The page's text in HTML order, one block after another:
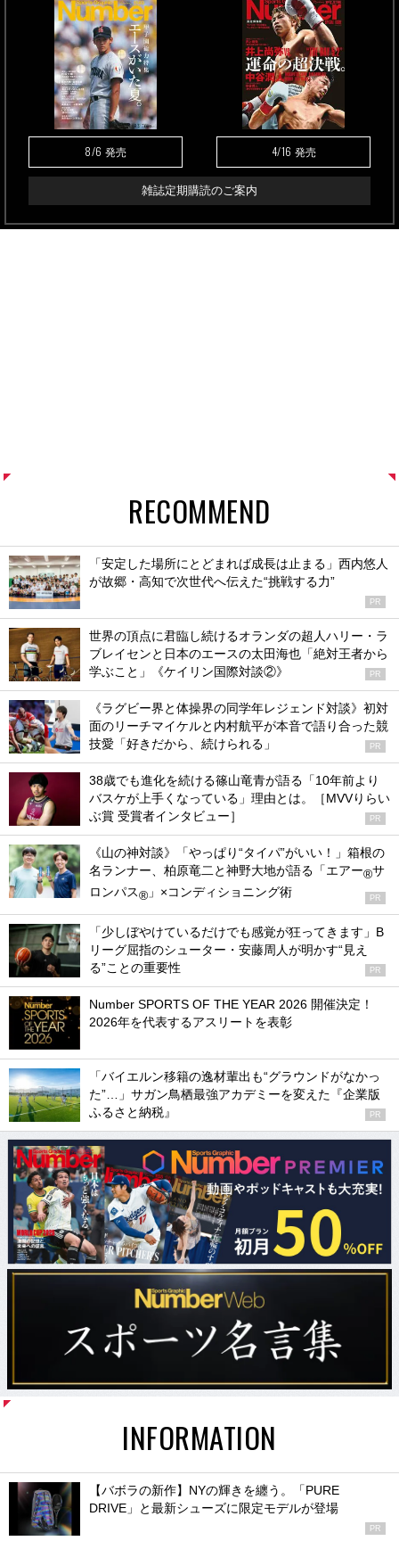
8/6 発売 4/16 発売
雑誌定期購読のご案内
RECOMMEND
「安定した場所にとどまれば成長は止まる」西内悠人
が故郷・高知で次世代へ伝えた“挑戦する力”
PR
世界の頂点に君臨し続けるオランダの超人ハリー・ラ
ブレイセンと日本のエースの太田海也「絶対王者から
学ぶこと」《ケイリン国際対談②》
PR
《ラグビー界と体操界の同学年レジェンド対談》初対
面のリーチマイケルと内村航平が本音で語り合った競
技愛「好きだから、続けられる」
PR
38歳でも進化を続ける篠山竜青が語る「10年前より
バスケが上手くなっている」理由とは。［MVVりらい
ぶ賞 受賞者インタビュー］
PR
《山の神対談》「やっぱり“タイパ”がいい！」箱根の
名ランナー、柏原竜二と神野大地が語る「エアー®サ
ロンパス® 」×コンディショニング術 PR
「少しぼやけているだけでも感覚が狂ってきます」B
リーグ屈指のシューター・安藤周人が明かす“見え
る”ことの重要性
PR
Number SPORTS OF THE YEAR 2026 開催決定！
2026年を代表するアスリートを表彰
「バイエルン移籍の逸材輩出も“グラウンドがなかっ
た”…」サガン鳥栖最強アカデミーを変えた『企業版
ふるさと納税』
PR
INFORMATION
【バボラの新作】NYの輝きを纏う。「PURE
DRIVE」と最新シューズに限定モデルが登場
PR